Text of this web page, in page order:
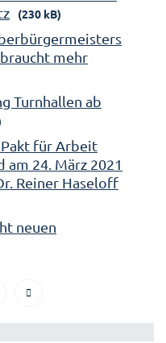
(230 kB)
mehr
Turnhallen ab
für Arbeit
24. März 2021
Reiner Haseloff
neuen